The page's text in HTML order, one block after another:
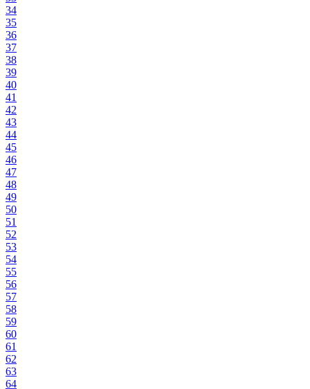
34
35
36
37
38
39
40
41
42
43
44
45
46
47
48
49
50
51
52
53
54
55
56
57
58
59
60
61
62
63
64